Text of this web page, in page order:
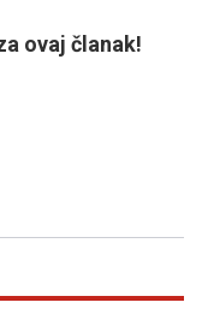
ovaj članak!